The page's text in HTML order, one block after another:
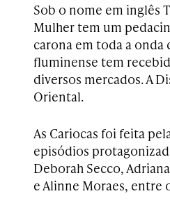
Sob o nome em inglês
Mulher tem um
carona em toda a
fluminense tem
diversos mercados. A
Oriental.
As Cariocas foi feita
episódios
Deborah Secco,
e Alinne Moraes, entre